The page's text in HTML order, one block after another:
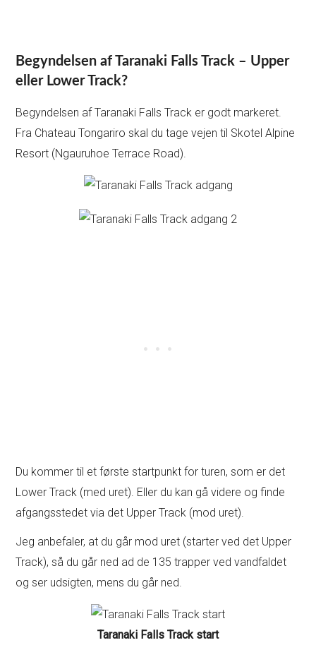
Begyndelsen af Taranaki Falls Track – Upper
eller Lower Track?
Begyndelsen af Taranaki Falls Track er godt markeret.
Fra Chateau Tongariro skal du tage vejen til Skotel Alpine
Resort (Ngauruhoe Terrace Road).
Du kommer til et første startpunkt for turen, som er det
Lower Track (med uret). Eller du kan gå videre og finde
afgangsstedet via det Upper Track (mod uret).
Jeg anbefaler, at du går mod uret (starter ved det Upper
Track), så du går ned ad de 135 trapper ved vandfaldet
og ser udsigten, mens du går ned.
Taranaki Falls Track start